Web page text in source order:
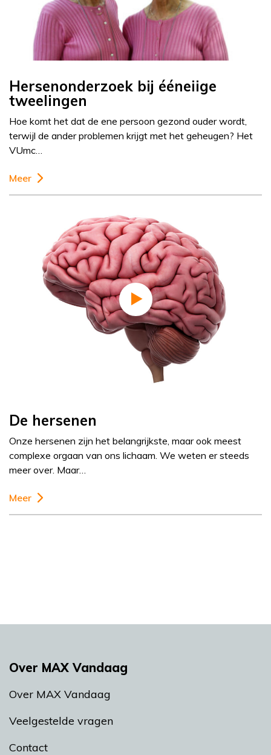
Hersenonderzoek bij ééneiige
tweelingen
Hoe komt het dat de ene persoon gezond ouder wordt,
terwijl de ander problemen krijgt met het geheugen? Het
VUmc…
Meer
De hersenen
Onze hersenen zijn het belangrijkste, maar ook meest
complexe orgaan van ons lichaam. We weten er steeds
meer over. Maar…
Meer
Over MAX Vandaag
Over MAX Vandaag
Veelgestelde vragen
Contact